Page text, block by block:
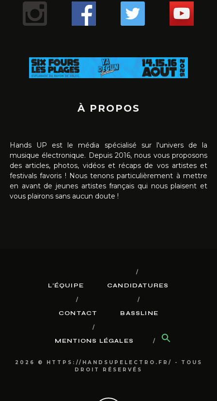
À PROPOS
Hands UP est le média spécialisé sur l'univers de la
musique électronique. Depuis 2016, nous vous proposons
des articles, photos, vidéos et récaps de vos artistes et
festivals favoris ! Nous tenons particulièrement à mettre
en avant de jeunes artistes français qui nous plaisent et
vous plairons sans aucun doute !
L’ÉQUIPE CANDIDATURES
CONTACT BASSLINE
MENTIONS LÉGALES
2026 © HTTPS://HANDSUPELECTRO.FR/ - TOUS
DROIT RÉSERVÉS